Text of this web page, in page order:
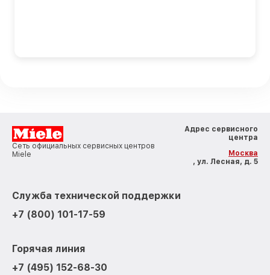
Сеть официальных сервисных центров
Miele
Адрес сервисного
центра
Москва
, ул. Лесная, д. 5
Служба технической поддержки
+7 (800) 101-17-59
Горячая линия
+7 (495) 152-68-30